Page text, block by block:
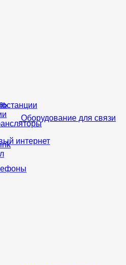
Оборудование для связи
интернет